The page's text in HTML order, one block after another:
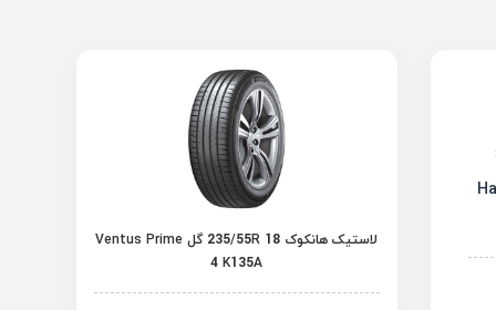
لاستیک هانکوک 235/55R 18 گل Ventus Prime
4 K135A